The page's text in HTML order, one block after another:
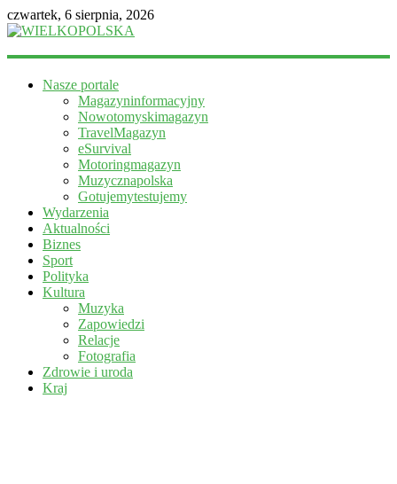
czwartek, 6 sierpnia, 2026
WIELKOPOLSKA
informacyjny
Nasze portale
Magazyninformacyjny
Nowotomyskimagazyn
TravelMagazyn
eSurvival
Motoringmagazyn
Muzycznapolska
Gotujemytestujemy
Wydarzenia
Aktualności
Biznes
Sport
Polityka
Kultura
Muzyka
Zapowiedzi
Relacje
Fotografia
Zdrowie i uroda
Kraj